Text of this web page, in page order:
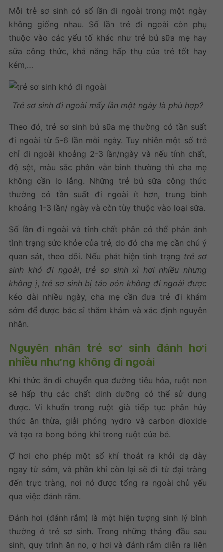
Mỗi trẻ sơ sinh có số lần đi ngoài trong một ngày
không giống nhau. Số lần trẻ đi ngoài còn phụ
thuộc vào các yếu tố khác như trẻ bú sữa mẹ hay
sữa công thức, khả năng hấp thụ của trẻ tốt hay
kém,…
Trẻ sơ sinh đi ngoài mấy lần một ngày là phù hợp?
Theo đó, trẻ sơ sinh bú sữa mẹ thường có tần suất
đi ngoài từ 5-6 lần mỗi ngày. Tuy nhiên một số trẻ
chỉ đi ngoài khoảng 2-3 lần/ngày và nếu tính chất,
độ sệt, màu sắc phân vẫn bình thường thì cha mẹ
không cần lo lắng. Những trẻ bú sữa công thức
thường có tần suất đi ngoài ít hơn, trung bình
khoảng 1-3 lần/ ngày và còn tùy thuộc vào loại sữa.
Số lần đi ngoài và tính chất phân có thể phản ánh
tình trạng sức khỏe của trẻ, do đó cha mẹ cần chú ý
quan sát, theo dõi. Nếu phát hiện tình trạng trẻ sơ
sinh khó đi ngoài, trẻ sơ sinh xì hơi nhiều nhưng
không ị, trẻ sơ sinh bị táo bón không đi ngoài được
kéo dài nhiều ngày, cha mẹ cần đưa trẻ đi khám
sớm để được bác sĩ thăm khám và xác định nguyên
nhân.
Nguyên nhân trẻ sơ sinh đánh hơi
nhiều nhưng không đi ngoài
Khi thức ăn di chuyển qua đường tiêu hóa, ruột non
sẽ hấp thụ các chất dinh dưỡng có thể sử dụng
được. Vi khuẩn trong ruột già tiếp tục phân hủy
thức ăn thừa, giải phóng hydro và carbon dioxide
và tạo ra bong bóng khí trong ruột của bé.
Ợ hơi cho phép một số khí thoát ra khỏi dạ dày
ngay từ sớm, và phần khí còn lại sẽ đi từ đại tràng
đến trực tràng, nơi nó được tống ra ngoài chủ yếu
qua việc đánh rắm.
Đánh hơi (đánh rắm) là một hiện tượng sinh lý bình
thường ở trẻ sơ sinh. Trong những tháng đầu sau
sinh, quy trình ăn no, ợ hơi và đánh rắm diễn ra liên